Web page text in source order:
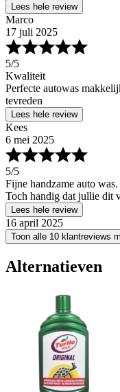
Lees hele review
Marco
17 juli 2025
5/5
Kwaliteit
Perfecte autowas
tevreden
Lees hele review
Kees
6 mei 2025
5/5
Fijne handzame auto
Toch handig dat jullie dit
Lees hele review
16 april 2025
Toon alle 10 klantreviews
Alternatieven